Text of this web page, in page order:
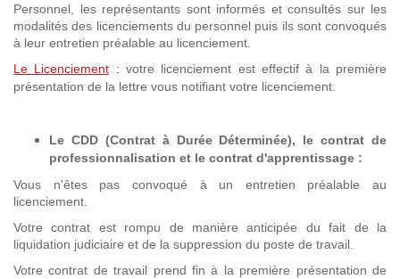
Personnel, les représentants sont informés et consultés sur les
modalités des licenciements du personnel puis ils sont convoqués
à leur entretien préalable au licenciement.
Le Licenciement : votre licenciement est effectif à la première
présentation de la lettre vous notifiant votre licenciement.
Le CDD (Contrat à Durée Déterminée), le contrat de
professionnalisation et le contrat d'apprentissage :
Vous n'êtes pas convoqué à un entretien préalable au
licenciement.
Votre contrat est rompu de manière anticipée du fait de la
liquidation judiciaire et de la suppression du poste de travail.
Votre contrat de travail prend fin à la première présentation de